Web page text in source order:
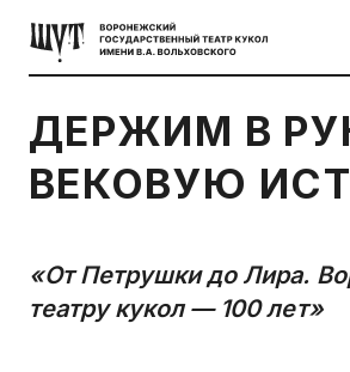
ДЕРЖИМ В
ВЕКОВУЮ
«От Петрушки до Лира.
театру кукол — 100 лет»